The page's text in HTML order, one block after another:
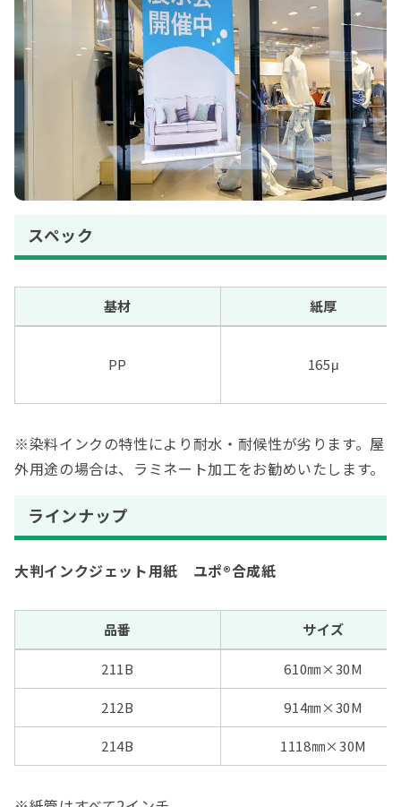
スペック
基材 紙厚
PP 165μ
※染料インクの特性により耐水・耐候性が劣ります。屋
外用途の場合は、ラミネート加工をお勧めいたします。
ラインナップ
大判インクジェット用紙 ユポ®合成紙
品番 サイズ
211B 610㎜×30M
212B 914㎜×30M
214B 1118㎜×30M